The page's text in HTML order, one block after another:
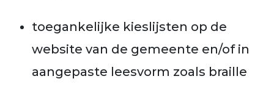
toegankelijke kieslijsten op de
website van de gemeente en/of in
aangepaste leesvorm zoals braille